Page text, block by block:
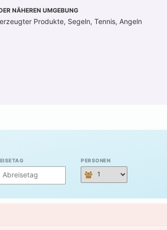
NÄHEREN UMGEBUNG
Produkte, Segeln, Tennis, Angeln
PERSONEN